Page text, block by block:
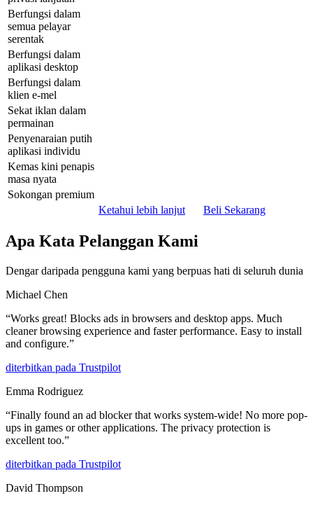
Berfungsi dalam
semua pelayar
serentak
Berfungsi dalam
aplikasi desktop
Berfungsi dalam
klien e-mel
Sekat iklan dalam
permainan
Penyenaraian putih
aplikasi individu
Kemas kini penapis
masa nyata
Sokongan premium
Ketahui lebih lanjut
Beli Sekarang
Apa Kata Pelanggan Kami
Dengar daripada pengguna kami yang berpuas hati di seluruh dunia
Michael Chen
“Works great! Blocks ads in browsers and desktop apps. Much
cleaner browsing experience and faster performance. Easy to install
and configure.”
diterbitkan pada Trustpilot
Emma Rodriguez
“Finally found an ad blocker that works system-wide! No more pop-
ups in games or other applications. The privacy protection is
excellent too.”
diterbitkan pada Trustpilot
David Thompson